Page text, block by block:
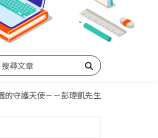
搜尋
的守護天使－－彭瑋凱先生